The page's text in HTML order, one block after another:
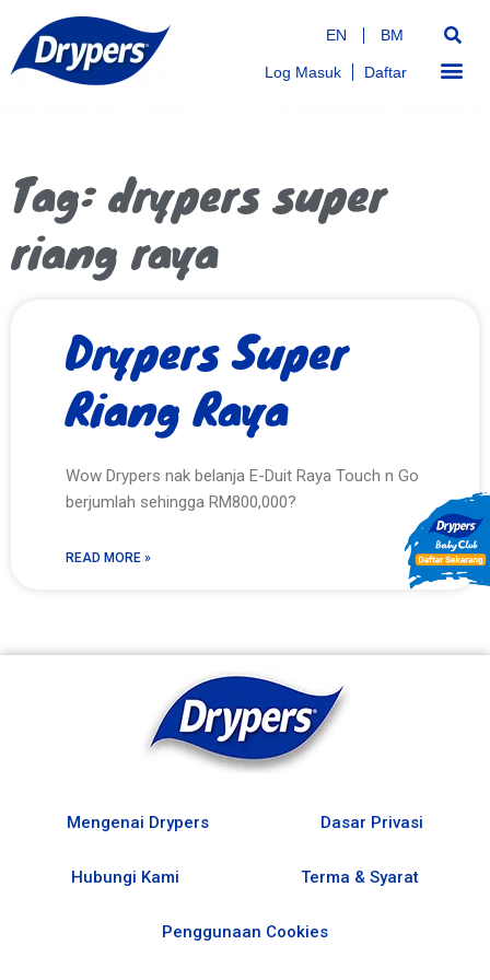
EN BM
Log Masuk Daftar
Tag: drypers super
riang raya
Drypers Super
Riang Raya
Wow Drypers nak belanja E-Duit Raya Touch n Go
berjumlah sehingga RM800,000?
READ MORE »
Mengenai Drypers Dasar Privasi
Hubungi Kami Terma & Syarat
Penggunaan Cookies